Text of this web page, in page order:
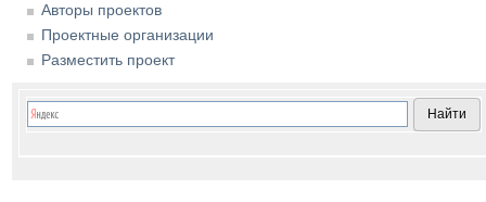
Авторы проектов
Проектные организации
Разместить проект